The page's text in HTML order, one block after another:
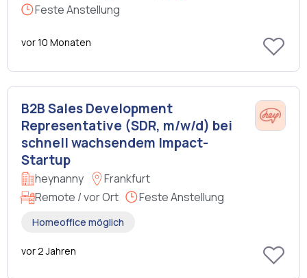
Feste Anstellung
vor 10 Monaten
B2B Sales Development
Representative (SDR, m/w/d) bei
schnell wachsendem Impact-
Startup
heynanny
Frankfurt
Remote / vor Ort
Feste Anstellung
Homeoffice möglich
vor 2 Jahren